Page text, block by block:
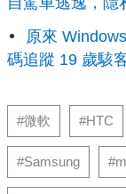
原來
碼追蹤 19 歲駭
#微軟 #HTC
#Samsung